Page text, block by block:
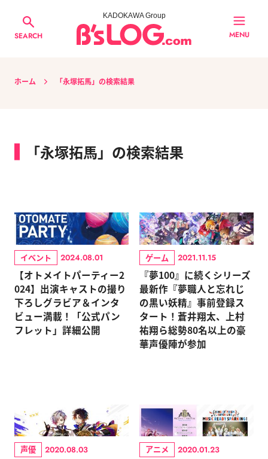
SEARCH
KADOKAWA Group
MENU
ホーム 「永塚拓馬」の検索結果
「永塚拓馬」の検索結果
イベント 2024.08.01
【オトメイトパーティー2
024】出演キャストの撮り
下ろしグラビア＆インタ
ビュー満載！「公式パン
フレット」詳細公開
ゲーム 2021.11.15
『夢100』に続くシリーズ
最新作『夢職人と忘れじ
の黒い妖精』事前登録ス
タート！蒼井翔太、上村
祐翔ら総勢80名以上の豪
華声優陣が参加
声優 2020.08.03 アニメ 2020.01.23